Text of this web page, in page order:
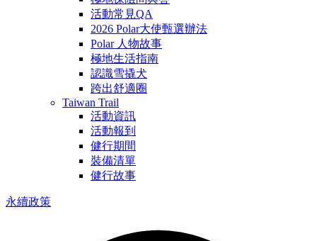
活動常見QA
2026 Polar大使甄選辦法
Polar 人物故事
極地生活指南
認識雪撬犬
跨出舒適圈
Taiwan Trail
活動資訊
活動報到
健行期間
裝備清單
健行故事
永續政策